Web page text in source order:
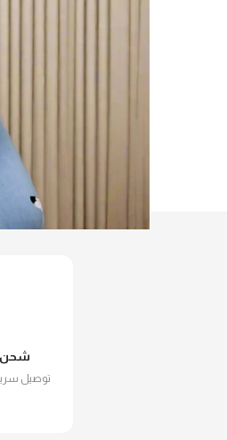
شحن
توصيل